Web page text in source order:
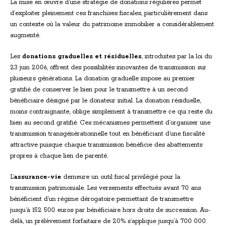
La mise en œuvre d’une stratégie de donations régulières permet
d’exploiter pleinement ces franchises fiscales, particulièrement dans
un contexte où la valeur du patrimoine immobilier a considérablement
augmenté.
Les donations graduelles et résiduelles, introduites par la loi du
23 juin 2006, offrent des possibilités innovantes de transmission sur
plusieurs générations. La donation graduelle impose au premier
gratifié de conserver le bien pour le transmettre à un second
bénéficiaire désigné par le donateur initial. La donation résiduelle,
moins contraignante, oblige simplement à transmettre ce qui reste du
bien au second gratifié. Ces mécanismes permettent d’organiser une
transmission transgénérationnelle tout en bénéficiant d’une fiscalité
attractive puisque chaque transmission bénéficie des abattements
propres à chaque lien de parenté.
L’assurance-vie demeure un outil fiscal privilégié pour la
transmission patrimoniale. Les versements effectués avant 70 ans
bénéficient d’un régime dérogatoire permettant de transmettre
jusqu’à 152 500 euros par bénéficiaire hors droits de succession. Au-
delà, un prélèvement forfaitaire de 20% s’applique jusqu’à 700 000